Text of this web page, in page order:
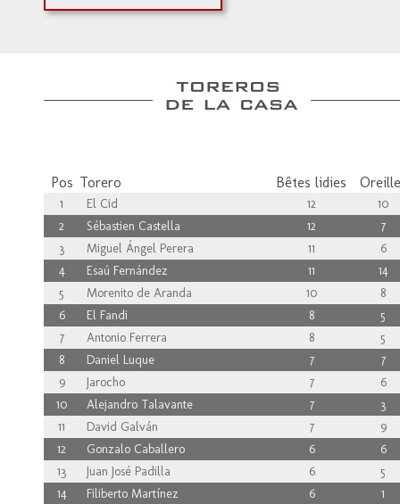
Pos Torero Bêtes lidies
1 El Cid 12
10
2
Sébastien Castella 12
7
3
Miguel Ángel Perera 11
6
4
Esaú Fernández 11
14
5
Morenito de Aranda 10
8
6
El Fandi 8
5
7
Antonio Ferrera 8
5
8
Daniel Luque 7
7
9
Jarocho 7
6
10
Alejandro Talavante 7
3
11
David Galván 7
9
12
Gonzalo Caballero 6
6
13
Juan José Padilla 6
5
14
Filiberto Martínez 6
1